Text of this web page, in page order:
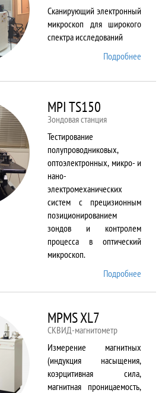
Сканирующий электронный
микроскоп для широкого
спектра исследований
Подробнее
MPI TS150
Зондовая станция
Тестирование
полупроводниковых,
оптоэлектронных, микро- и
нано-
электромеханических
систем с прецизионным
позиционированием
зондов и контролем
процесса в оптический
микроскоп.
Подробнее
MPMS XL7
СКВИД-магнитометр
Измерение магнитных
(индукция насыщения,
коэрцитивная сила,
магнитная проницаемость,